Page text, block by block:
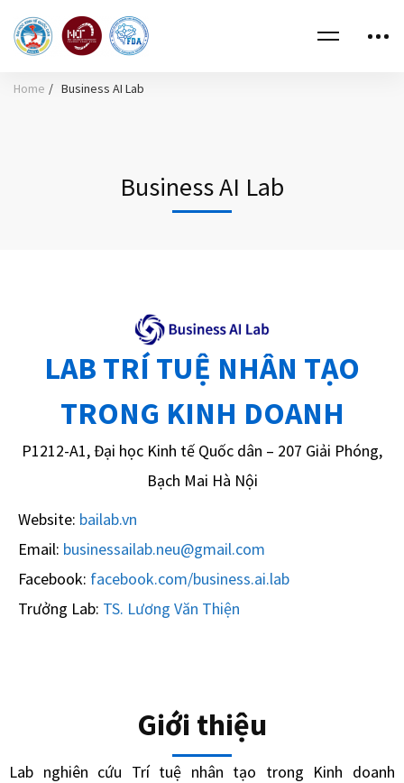
Home Business AI Lab
Business AI Lab
LAB TRÍ TUỆ NHÂN TẠO
TRONG KINH DOANH​
P1212-A1,Đại học Kinh tế Quốc dân – 207 Giải Phóng,
Bạch Mai Hà Nội
Website: bailab.vn
Email: businessailab.neu@gmail.com
Facebook: facebook.com/business.ai.lab
Trưởng Lab: TS. Lương Văn Thiện
Giới thiệu
Lab nghiên cứu Trí tuệ nhân tạo trong Kinh doanh